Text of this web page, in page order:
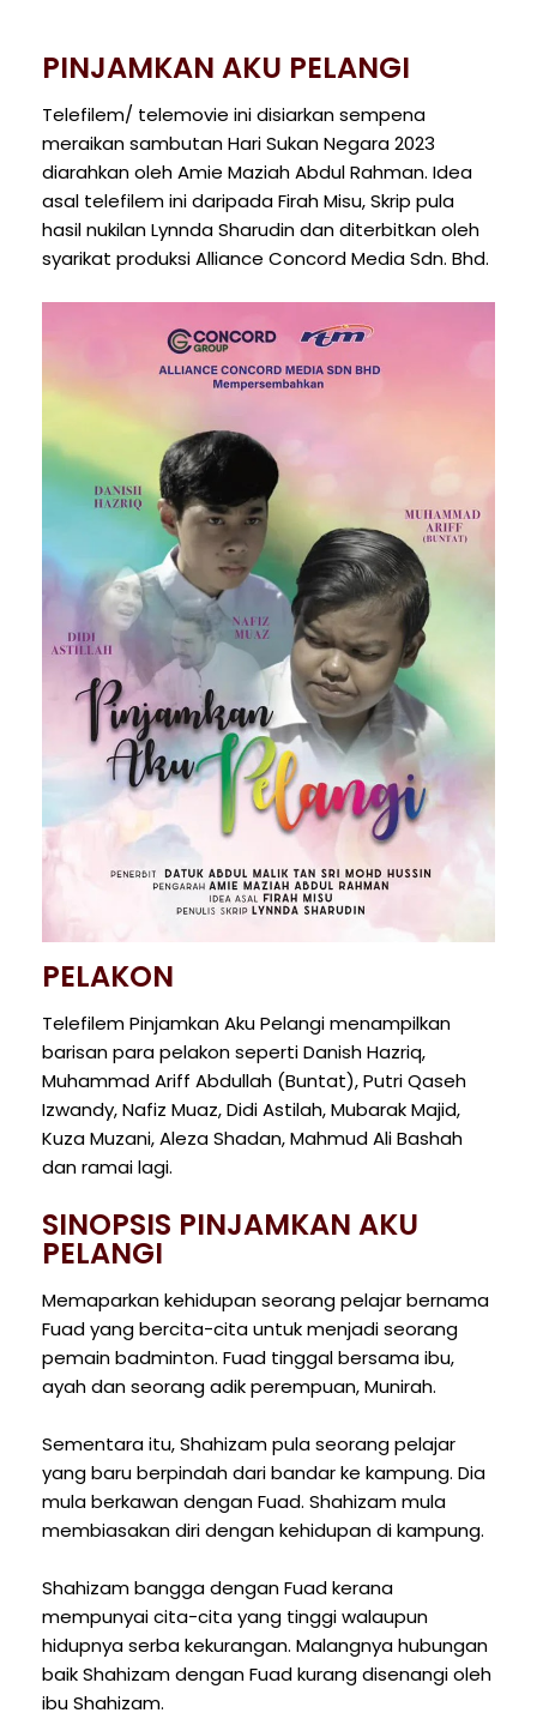
PINJAMKAN AKU PELANGI
Telefilem/ telemovie ini disiarkan sempena
meraikan sambutan Hari Sukan Negara 2023
diarahkan oleh Amie Maziah Abdul Rahman. Idea
asal telefilem ini daripada Firah Misu, Skrip pula
hasil nukilan Lynnda Sharudin dan diterbitkan oleh
syarikat produksi Alliance Concord Media Sdn. Bhd.
PELAKON
Telefilem Pinjamkan Aku Pelangi menampilkan
barisan para pelakon seperti Danish Hazriq,
Muhammad Ariff Abdullah (Buntat), Putri Qaseh
Izwandy, Nafiz Muaz, Didi Astilah, Mubarak Majid,
Kuza Muzani, Aleza Shadan, Mahmud Ali Bashah
dan ramai lagi.
SINOPSIS PINJAMKAN AKU
PELANGI
Memaparkan kehidupan seorang pelajar bernama
Fuad yang bercita-cita untuk menjadi seorang
pemain badminton. Fuad tinggal bersama ibu,
ayah dan seorang adik perempuan, Munirah.
Sementara itu, Shahizam pula seorang pelajar
yang baru berpindah dari bandar ke kampung. Dia
mula berkawan dengan Fuad. Shahizam mula
membiasakan diri dengan kehidupan di kampung.
Shahizam bangga dengan Fuad kerana
mempunyai cita-cita yang tinggi walaupun
hidupnya serba kekurangan. Malangnya hubungan
baik Shahizam dengan Fuad kurang disenangi oleh
ibu Shahizam.